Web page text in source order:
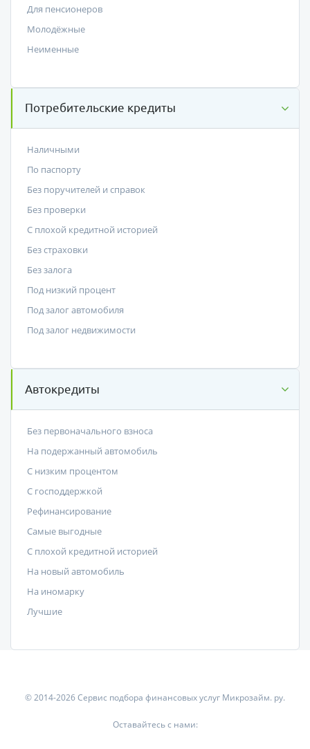
Для пенсионеров
Молодёжные
Неименные
Потребительские кредиты
Наличными
По паспорту
Без поручителей и справок
Без проверки
С плохой кредитной историей
Без страховки
Без залога
Под низкий процент
Под залог автомобиля
Под залог недвижимости
Автокредиты
Без первоначального взноса
На подержанный автомобиль
С низким процентом
C господдержкой
Рефинансирование
Самые выгодные
С плохой кредитной историей
На новый автомобиль
На иномарку
Лучшие
© 2014-2026 Сервис подбора финансовых услуг Микрозайм. ру.
Оставайтесь с нами: